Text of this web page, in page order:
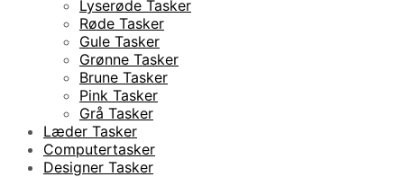
Lyserøde Tasker
Røde Tasker
Gule Tasker
Grønne Tasker
Brune Tasker
Pink Tasker
Grå Tasker
Læder Tasker
Computertasker
Designer Tasker